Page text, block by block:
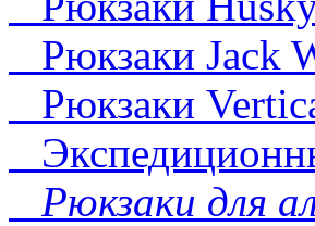
Рюкзаки Jack
Рюкзаки
Рюкзаки для